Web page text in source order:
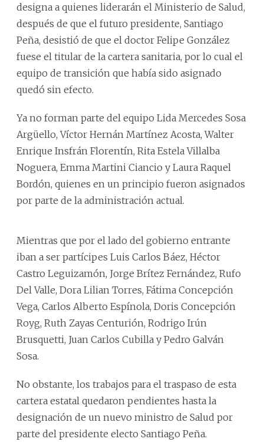
designa a quienes liderarán el Ministerio de Salud,
después de que el futuro presidente, Santiago
Peña, desistió de que el doctor Felipe González
fuese el titular de la cartera sanitaria, por lo cual el
equipo de transición que había sido asignado
quedó sin efecto.
Ya no forman parte del equipo Lida Mercedes Sosa
Argüello, Víctor Hernán Martínez Acosta, Walter
Enrique Insfrán Florentín, Rita Estela Villalba
Noguera, Emma Martini Ciancio y Laura Raquel
Bordón, quienes en un principio fueron asignados
por parte de la administración actual.
Mientras que por el lado del gobierno entrante
iban a ser partícipes Luis Carlos Báez, Héctor
Castro Leguizamón, Jorge Brítez Fernández, Rufo
Del Valle, Dora Lilian Torres, Fátima Concepción
Vega, Carlos Alberto Espínola, Doris Concepción
Royg, Ruth Zayas Centurión, Rodrigo Irún
Brusquetti, Juan Carlos Cubilla y Pedro Galván
Sosa.
No obstante, los trabajos para el traspaso de esta
cartera estatal quedaron pendientes hasta la
designación de un nuevo ministro de Salud por
parte del presidente electo Santiago Peña.